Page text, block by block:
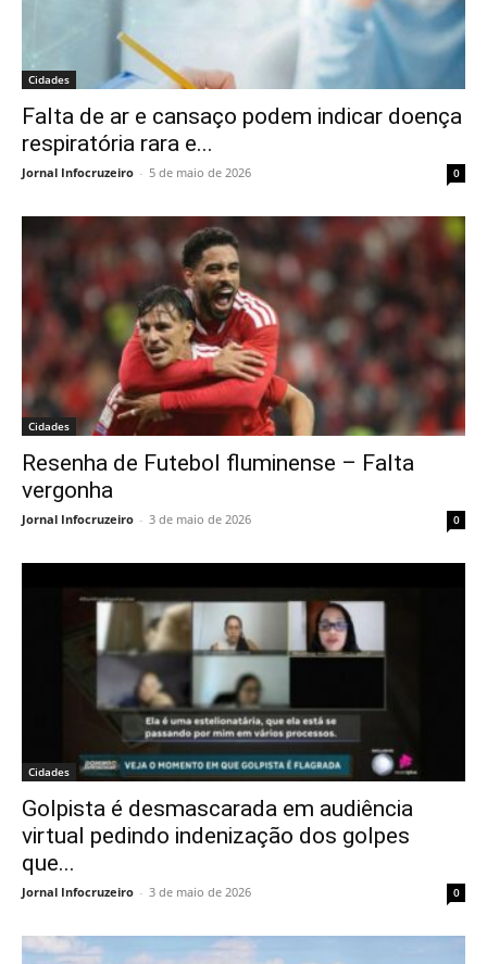
Cidades
Falta de ar e cansaço podem indicar doença
respiratória rara e...
Jornal Infocruzeiro - 5 de maio de 2026 0
Cidades
Resenha de Futebol fluminense – Falta
vergonha
Jornal Infocruzeiro - 3 de maio de 2026 0
Cidades
Golpista é desmascarada em audiência
virtual pedindo indenização dos golpes
que...
Jornal Infocruzeiro - 3 de maio de 2026 0